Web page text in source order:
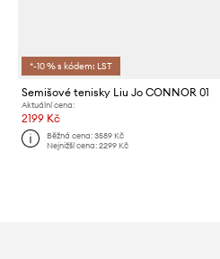
*-10 % s kódem: LST
Semišové tenisky Liu Jo CONNOR 01
Aktuální cena:
2199 Kč
Běžná cena:3589 Kč
Nejnižší cena:2299 Kč